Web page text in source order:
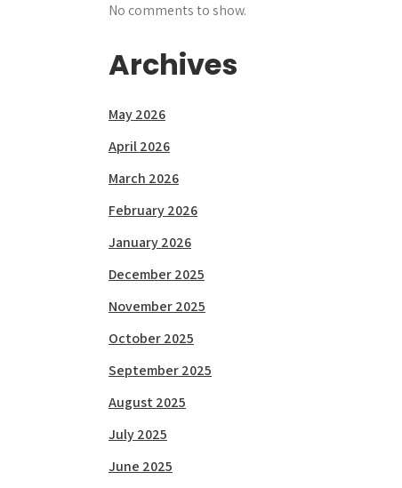
No comments to show.
Archives
May 2026
April 2026
March 2026
February 2026
January 2026
December 2025
November 2025
October 2025
September 2025
August 2025
July 2025
June 2025